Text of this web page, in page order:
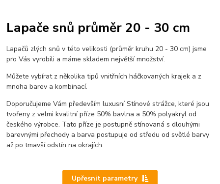
Lapače snů průměr 20 - 30 cm
Lapačů zlých snů v této velikosti (průměr kruhu 20 - 30 cm) jsme
pro Vás vyrobili a máme skladem největší množství.
Můžete vybírat z několika tipů vnitřních háčkovaných krajek a z
mnoha barev a kombinací.
Doporučujeme Vám především luxusní Stínové strážce, které jsou
tvořeny z velmi kvalitní příze 50% bavlna a 50% polyakryl od
českého výrobce. Tato příze je postupně stínovaná s dlouhými
barevnými přechody a barva postupuje od středu od světlé barvy
až po tmavší odstín na okrajích.
Upřesnit parametry